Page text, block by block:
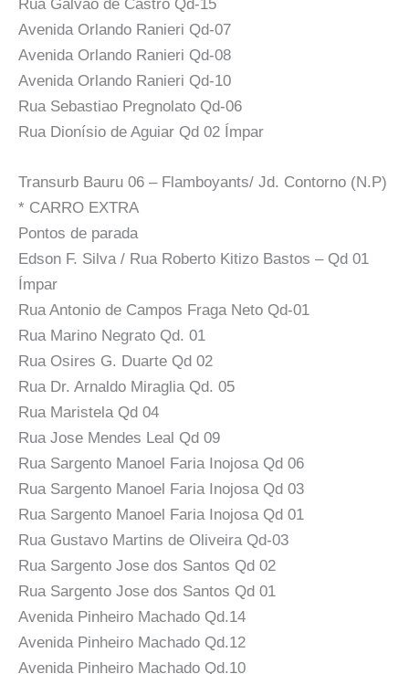
Rua Galvão de Castro Qd-15
Avenida Orlando Ranieri Qd-07
Avenida Orlando Ranieri Qd-08
Avenida Orlando Ranieri Qd-10
Rua Sebastiao Pregnolato Qd-06
Rua Dionísio de Aguiar Qd 02 Ímpar
Transurb Bauru 06 – Flamboyants/ Jd. Contorno (N.P)
* CARRO EXTRA
Pontos de parada
Edson F. Silva / Rua Roberto Kitizo Bastos – Qd 01
Ímpar
Rua Antonio de Campos Fraga Neto Qd-01
Rua Marino Negrato Qd. 01
Rua Osires G. Duarte Qd 02
Rua Dr. Arnaldo Miraglia Qd. 05
Rua Maristela Qd 04
Rua Jose Mendes Leal Qd 09
Rua Sargento Manoel Faria Inojosa Qd 06
Rua Sargento Manoel Faria Inojosa Qd 03
Rua Sargento Manoel Faria Inojosa Qd 01
Rua Gustavo Martins de Oliveira Qd-03
Rua Sargento Jose dos Santos Qd 02
Rua Sargento Jose dos Santos Qd 01
Avenida Pinheiro Machado Qd.14
Avenida Pinheiro Machado Qd.12
Avenida Pinheiro Machado Qd.10